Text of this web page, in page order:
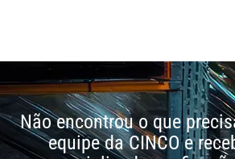
Não encontrou o que
equipe da CINCO e